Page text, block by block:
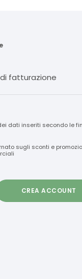
fatturazione
dati inseriti secondo le
sugli sconti e
CREA ACCOUNT